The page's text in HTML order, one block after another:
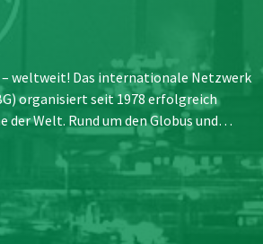
weltweit! Das internationale Netzwerk
organisiert seit 1978 erfolgreich
der Welt. Rund um den Globus und…